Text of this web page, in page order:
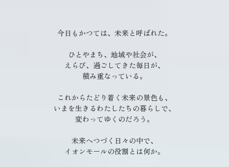
27 MYPAGE
28 MYPAGE
今日もかつては、未来と呼ばれた。
ひとやまち、地域や社会が、
えらび、過ごしてきた毎日が、
積み重なっている。
これからたどり着く未来の景色も、
いまを生きるわたしたちの暮らしで、
変わってゆくのだろう。
未来へつづく日々の中で、
イオンモールの役割とは何か。